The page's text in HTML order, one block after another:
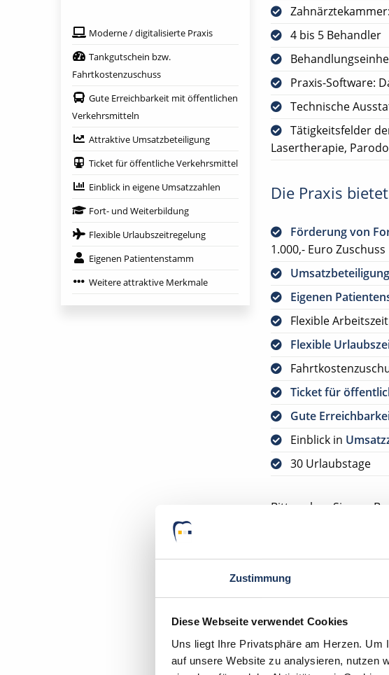
Zustimmung
Diese Webseite verwendet Cookies
Uns liegt Ihre Privatsphäre am Herzen.
auf unsere Website zu analysieren, nutzen
4 bis 5 Behandler
Praxis-Software:
Technische
Tätigkeitsfelder
Lasertherapie,
Die Praxis
Förderung von
1.000,- Euro Zuschuss
Umsatzbeteiligung
Eigenen
Flexible
Flexible
Ticket für
Gute
Einblick in
30 Urlaubstage
Bitte sehen Sie von
Ihr Deutscher Zahnarzt
16727 Velten bei Berlin
Moderne / digitalisierte Praxis
Tankgutschein bzw.
Fahrtkostenzuschuss
Gute Erreichbarkeit mit öffentlichen
Verkehrsmitteln
Attraktive Umsatzbeteiligung
Ticket für öffentliche Verkehrsmittel
Einblick in eigene Umsatzzahlen
Fort- und Weiterbildung
Flexible Urlaubszeitregelung
Eigenen Patientenstamm
Weitere attraktive Merkmale